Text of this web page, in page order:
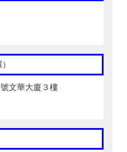
文華大廈３樓